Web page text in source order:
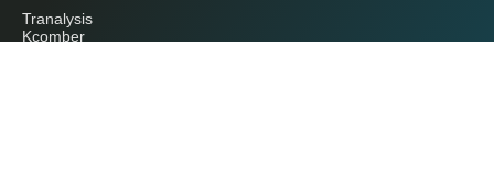
Tranalysis
Kcomber